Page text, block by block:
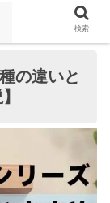
の違いと
検索